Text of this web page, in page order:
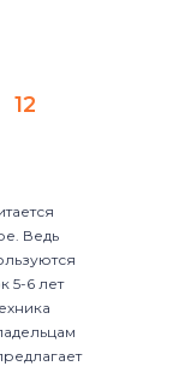
12
Ведь
5-6 лет